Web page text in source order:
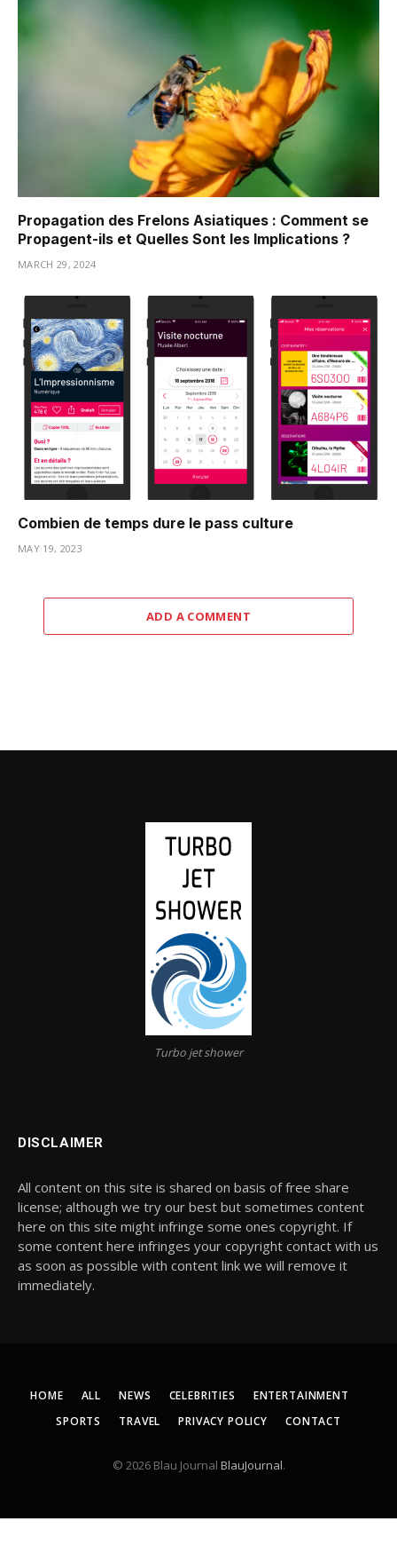
Propagation des Frelons Asiatiques : Comment se
Propagent-ils et Quelles Sont les Implications ?
MARCH 29, 2024
Combien de temps dure le pass culture
MAY 19, 2023
ADD A COMMENT
Turbo jet shower
DISCLAIMER
All content on this site is shared on basis of free share
license; although we try our best but sometimes content
here on this site might infringe some ones copyright. If
some content here infringes your copyright contact with us
as soon as possible with content link we will remove it
immediately.
HOME ALL NEWS CELEBRITIES
ENTERTAINMENT
SPORTS
TRAVEL PRIVACY POLICY CONTACT
© 2026 Blau Journal BlauJournal.